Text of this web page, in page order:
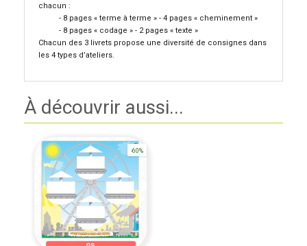
chacun :
- 8 pages « terme à terme » - 4 pages « cheminement »
- 8 pages « codage » - 2 pages « texte »
Chacun des 3 livrets propose une diversité de consignes dans
les 4 types d’ateliers.
À découvrir aussi...
-60%